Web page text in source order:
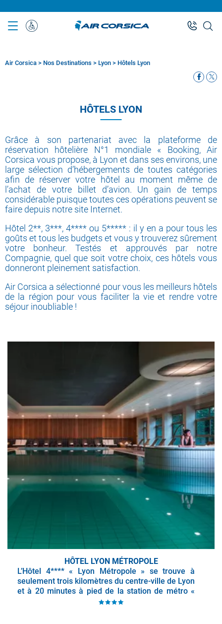
au
contenu
principalAssistance
Fil
Air Corsica > Nos Destinations > Lyon > Hôtels Lyon
HÔTELS LYON
Grâce à son partenariat avec la plateforme de
réservation hôtelière N°1 mondiale « Booking, Air
Corsica vous propose, à Lyon et dans ses environs, une
large sélection d’hébergements de toutes catégories
afin de réserver votre hôtel au moment même de
l’achat de votre billet d’avion. Un gain de temps
considérable puisque toutes ces opérations peuvent se
faire depuis notre site Internet.
Hôtel 2**, 3***, 4**** ou 5***** : il y en a pour tous les
goûts et tous les budgets et vous y trouverez sûrement
votre bonheur. Testés et approuvés par notre
Compagnie, quel que soit votre choix, ces hôtels vous
donneront pleinement satisfaction.
Air Corsica a sélectionné pour vous les meilleurs hôtels
de la région pour vous faciliter la vie et rendre votre
séjour inoubliable !
HÔTEL LYON MÉTROPOLE
L’Hôtel 4**** « Lyon Métropole » se trouve à
seulement trois kilomètres du centre-ville de Lyon
et à 20 minutes à pied de la station de métro «